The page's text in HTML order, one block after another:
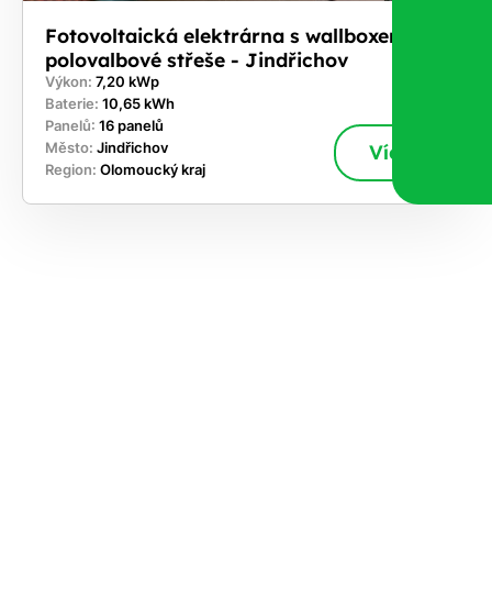
Fotovoltaická elektrárna s wallboxem na
polovalbové střeše - Jindřichov
Výkon: 7,20 kWp
Baterie: 10,65 kWh
Panelů: 16 panelů
Město: Jindřichov
Region: Olomoucký kraj
Více